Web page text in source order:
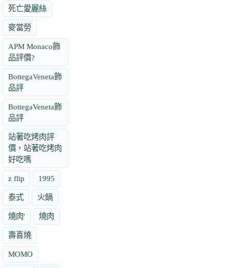
死亡愛麗絲
麥當勞
APM Monaco飾
品評價?
BottegaVeneta飾
品評
BottegaVeneta飾
品評
站著吃烤肉評
價，站著吃烤肉
好吃嗎
z flip 1995
泰式 火鍋
燒肉' 燒肉
壽喜燒
MOMO